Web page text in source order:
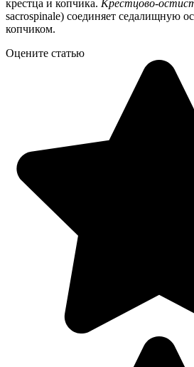
крестца и копчика. Крестцово-
sacrospinale) соединяет седалищную
копчиком.
Оцените статью